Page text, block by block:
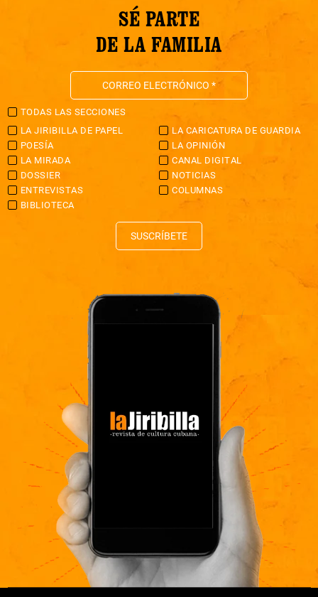
SÉ PARTE
DE LA FAMILIA
TODAS LAS SECCIONES
LA JIRIBILLA DE PAPEL
LA CARICATURA DE GUARDIA
POESÍA
LA OPINIÓN
LA MIRADA
CANAL DIGITAL
DOSSIER
NOTICIAS
ENTREVISTAS
COLUMNAS
BIBLIOTECA
SUSCRÍBETE